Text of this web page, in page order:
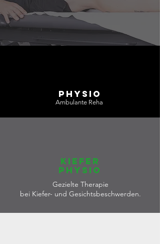
PHYSIO
Ambulante Reha
KIEFEr
physio
Gezielte Therapie
bei Kiefer- und Gesichtsbeschwerden.